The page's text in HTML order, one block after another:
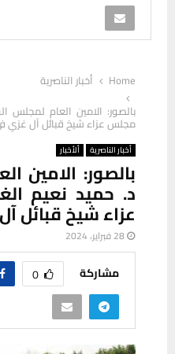
Home
أخبار الناصرية
بالصور: الامين العام لمجلس
مجلس عزاء شيخ قبائل آل غزي
أخبار الناصرية ألأخبار
بالصور: الامين
د. حميد نعيم
عزاء شيخ قبائل
28 فبراير، 2024
مشاركة 0